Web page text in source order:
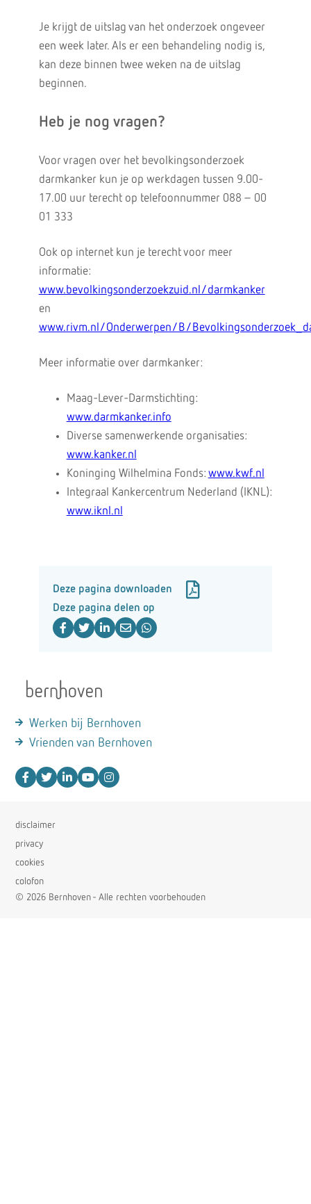
Je krijgt de uitslag van het onderzoek ongeveer
een week later. Als er een behandeling nodig is,
kan deze binnen twee weken na de uitslag
beginnen.
Heb je nog vragen?
Voor vragen over het bevolkingsonderzoek
darmkanker kun je op werkdagen tussen 9.00-
17.00 uur terecht op telefoonnummer 088 – 00
01 333
Ook op internet kun je terecht voor meer
informatie:
www.bevolkingsonderzoekzuid.nl/darmkanker
en
www.rivm.nl/Onderwerpen/B/
Meer informatie over darmkanker:
Maag-Lever-Darmstichting:
www.darmkanker.info
Diverse samenwerkende organisaties:
www.kanker.nl
Koninging Wilhelmina Fonds: www.kwf.nl
Integraal Kankercentrum Nederland (IKNL):
www.iknl.nl
Deze pagina downloaden
Deze pagina delen op
Werken bij Bernhoven
Vrienden van Bernhoven
disclaimer
privacy
cookies
colofon
© 2026 Bernhoven - Alle rechten voorbehouden